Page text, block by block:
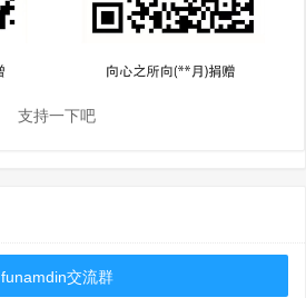
支持一下吧
funamdin交流群